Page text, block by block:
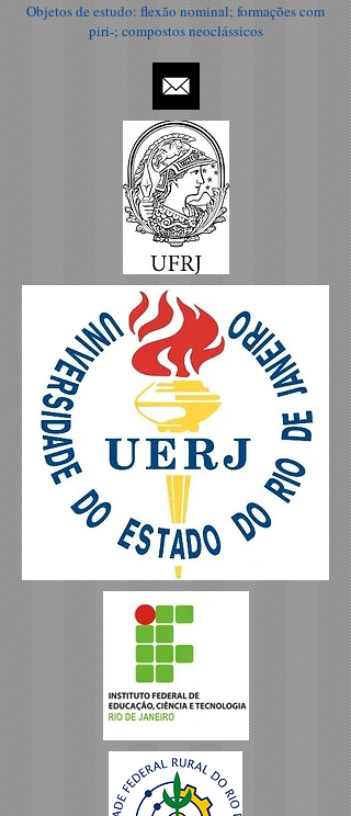
Objetos de estudo: flexão nominal; formações com
piri-; compostos neoclássicos